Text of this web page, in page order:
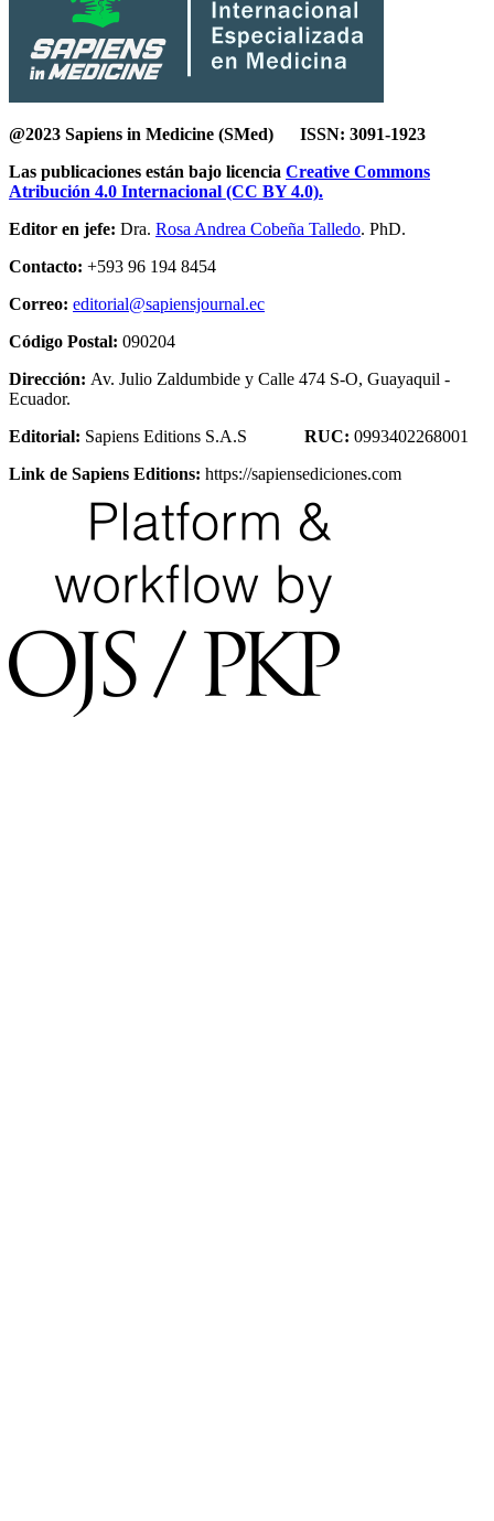
@2023 Sapiens in Medicine (SMed) ISSN: 3091-1923
Las publicaciones están bajo licencia Creative Commons
Atribución 4.0 Internacional (CC BY 4.0).
Editor en jefe: Dra. Rosa Andrea Cobeña Talledo. PhD.
Contacto: +593 96 194 8454
Correo: editorial@sapiensjournal.ec
Código Postal: 090204
Dirección: Av. Julio Zaldumbide y Calle 474 S-O, Guayaquil -
Ecuador.
Editorial: Sapiens Editions S.A.S RUC: 0993402268001
Link de Sapiens Editions: https://sapiensediciones.com